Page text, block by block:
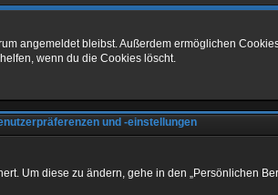
angemeldet bleibst. Außerdem ermöglichen
wenn du die Cookies löscht.
und -einstellungen
Um diese zu ändern, gehe in den „Persönlichen